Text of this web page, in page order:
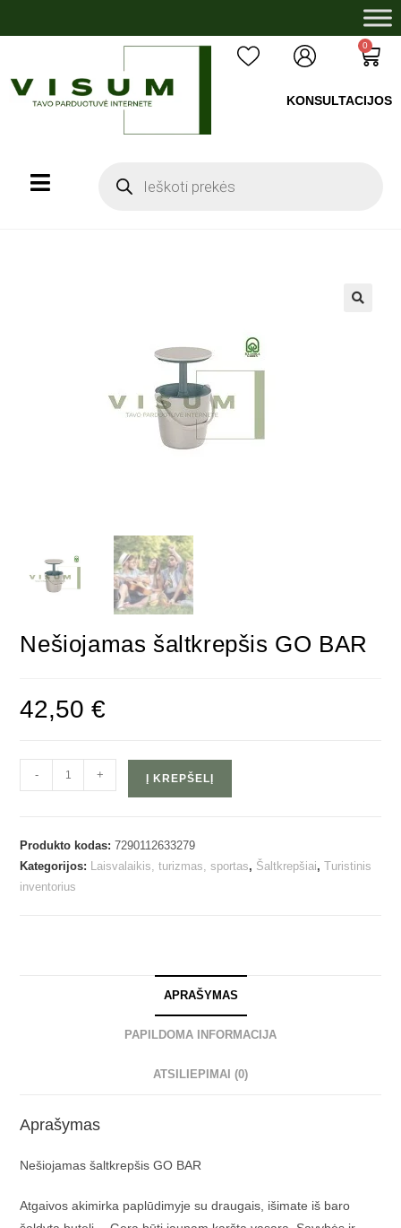
0
KONSULTACIJOS
Nešiojamas šaltkrepšis GO BAR
42,50€
- + Į KREPŠELĮ
Produkto kodas:7290112633279
Kategorijos: Laisvalaikis, turizmas, sportas, Šaltkrepšiai,Turistinis
inventorius
APRAŠYMAS
PAPILDOMA INFORMACIJA
ATSILIEPIMAI (0)
Aprašymas
Nešiojamas šaltkrepšis GO BAR
Atgaivos akimirka paplūdimyje su draugais, išimate iš baro